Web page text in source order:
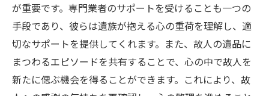
が重要です。専門業者のサポートを受けることも一つの
手段であり、彼らは遺族が抱える心の重荷を理解し、適
切なサポートを提供してくれます。また、故人の遺品に
まつわるエピソードを共有することで、心の中で故人を
新たに偲ぶ機会を得ることができます。これにより、故